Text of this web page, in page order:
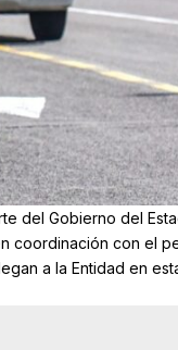
del Gobierno del
coordinación con el
a la Entidad en